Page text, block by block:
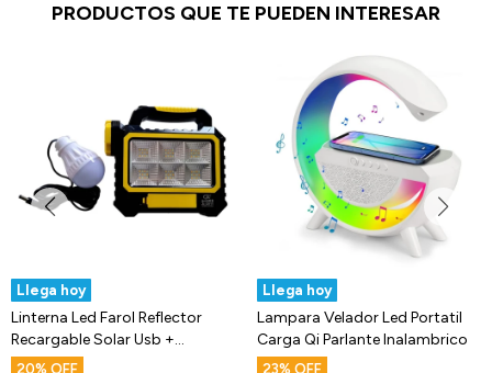
PRODUCTOS QUE TE PUEDEN INTERESAR
Llega hoy
Linterna Led Farol Reflector
Recargable Solar Usb +
Lampara
20
Llega hoy
Lampara Velador Led Portatil
Carga Qi Parlante Inalambrico
23